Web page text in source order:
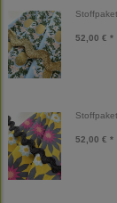
52,00 € *
52,00 € *